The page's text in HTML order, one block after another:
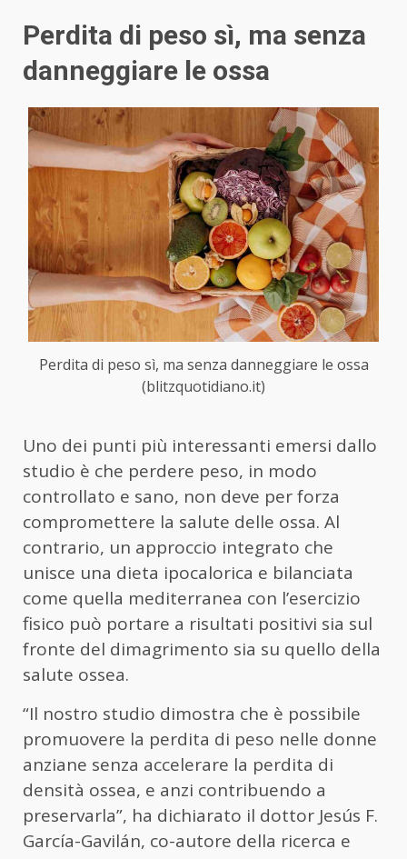
Perdita di peso sì, ma senza
danneggiare le ossa
Perdita di peso sì, ma senza danneggiare le ossa
(blitzquotidiano.it)
Uno dei punti più interessanti emersi dallo
studio è che perdere peso, in modo
controllato e sano, non deve per forza
compromettere la salute delle ossa. Al
contrario, un approccio integrato che
unisce una dieta ipocalorica e bilanciata
come quella mediterranea con l’esercizio
fisico può portare a risultati positivi sia sul
fronte del dimagrimento sia su quello della
salute ossea.
“Il nostro studio dimostra che è possibile
promuovere la perdita di peso nelle donne
anziane senza accelerare la perdita di
densità ossea, e anzi contribuendo a
preservarla”, ha dichiarato il dottor Jesús F.
García-Gavilán, co-autore della ricerca e